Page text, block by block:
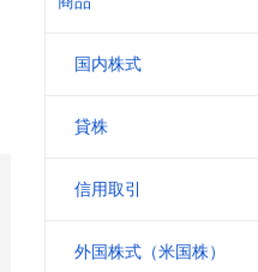
国内株式
貸株
信用取引
外国株式（米国株）